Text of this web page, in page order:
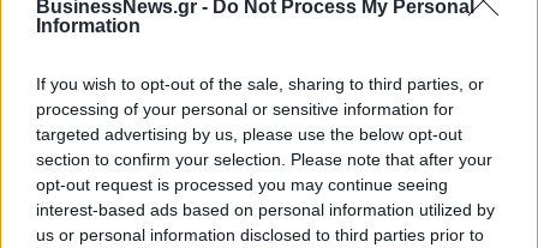
BusinessNews.gr - Do Not Process My Personal
Information
If you wish to opt-out of the sale, sharing to third parties, or
processing of your personal or sensitive information for
targeted advertising by us, please use the below opt-out
section to confirm your selection. Please note that after your
opt-out request is processed you may continue seeing
interest-based ads based on personal information utilized by
us or personal information disclosed to third parties prior to
Στρατηγική επένδυση του EFA GROUP στη Fractal
τεχνολογιών
07/08/2026 - 16:11 ΕΠΙΧΕΙΡΗΣΕΙΣ
Συνάλλαγμα: Το ευρώ ενισχύεται 0,08%, στα
1,1534 δολάρια
07/08/2026 - 15:45 ΟΙΚΟΝΟΜΙΑ